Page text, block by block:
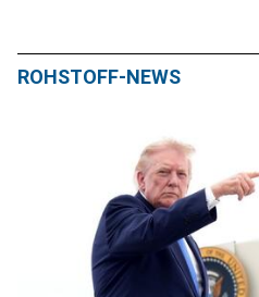
ROHSTOFF-NEWS